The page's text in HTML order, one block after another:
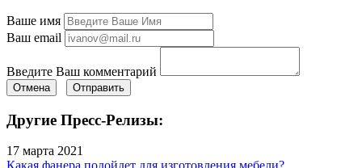
Ваше имя
Ваш email
Введите Ваш комментарий
Отмена Отправить
Другие Пресс-Релизы:
17 марта 2021